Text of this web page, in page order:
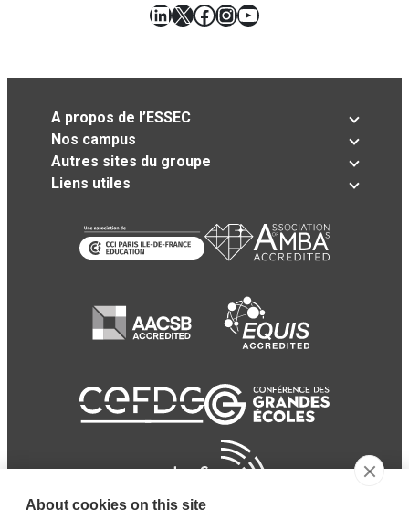
LinkedIn
X Facebook
Instagram
YouTube
A propos de l’ESSEC
Nos campus
Autres sites du groupe
Liens utiles
About cookies on this site